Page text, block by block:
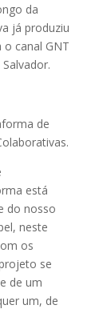
da
já produziu
o canal GNT
de
está
do nosso
neste
os
se
de um
um, de